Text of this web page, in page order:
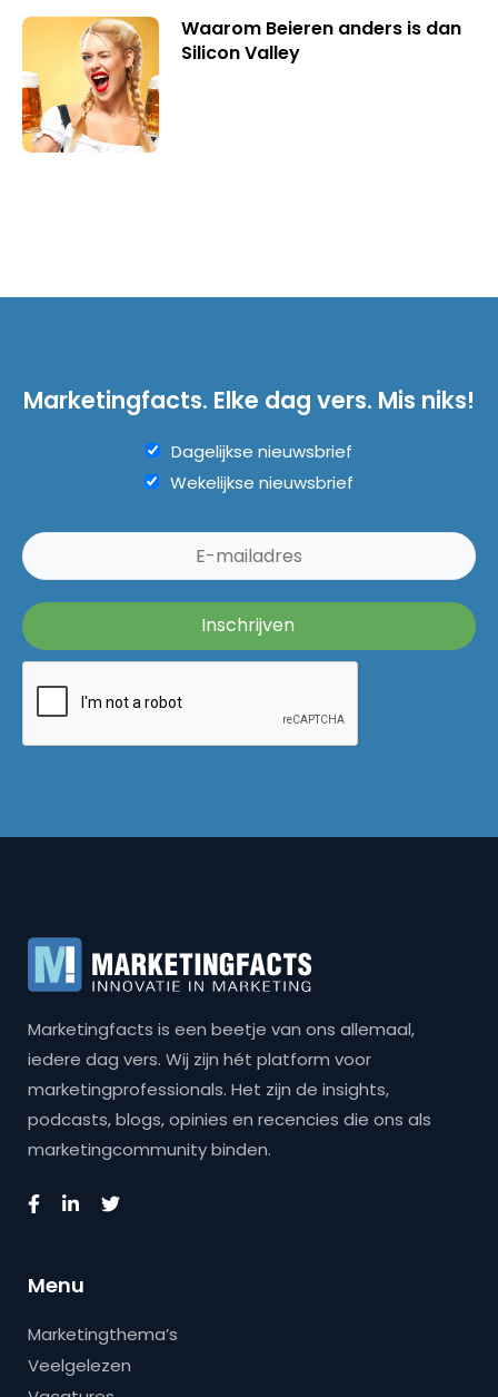
Waarom Beieren anders is dan
Silicon Valley
Marketingfacts. Elke dag vers. Mis niks!
Dagelijkse nieuwsbrief
Wekelijkse nieuwsbrief
Marketingfacts is een beetje van ons allemaal,
iedere dag vers. Wij zijn hét platform voor
marketingprofessionals. Het zijn de insights,
podcasts, blogs, opinies en recencies die ons als
marketingcommunity binden.
Menu
Marketingthema’s
Veelgelezen